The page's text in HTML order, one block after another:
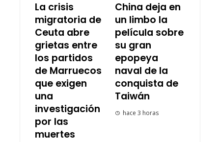
La crisis
migratoria de
Ceuta abre
grietas entre
los partidos
de Marruecos
que exigen
una
investigación
por las
muertes
China deja en
un limbo la
película sobre
su gran
epopeya
naval de la
conquista de
Taiwán
hace 3 horas